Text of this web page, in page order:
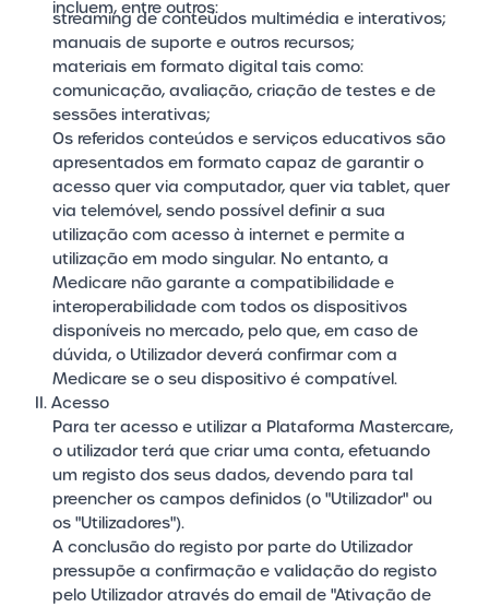
incluem, entre outros:
streaming de conteúdos multimédia e interativos;
manuais de suporte e outros recursos;
materiais em formato digital tais como:
comunicação, avaliação, criação de testes e de
sessões interativas;
Os referidos conteúdos e serviços educativos são
apresentados em formato capaz de garantir o
acesso quer via computador, quer via tablet, quer
via telemóvel, sendo possível definir a sua
utilização com acesso à internet e permite a
utilização em modo singular. No entanto, a
Medicare não garante a compatibilidade e
interoperabilidade com todos os dispositivos
disponíveis no mercado, pelo que, em caso de
dúvida, o Utilizador deverá confirmar com a
Medicare se o seu dispositivo é compatível.
II. Acesso
Para ter acesso e utilizar a Plataforma Mastercare,
o utilizador terá que criar uma conta, efetuando
um registo dos seus dados, devendo para tal
preencher os campos definidos (o "Utilizador" ou
os "Utilizadores").
A conclusão do registo por parte do Utilizador
pressupõe a confirmação e validação do registo
pelo Utilizador através do email de "Ativação de